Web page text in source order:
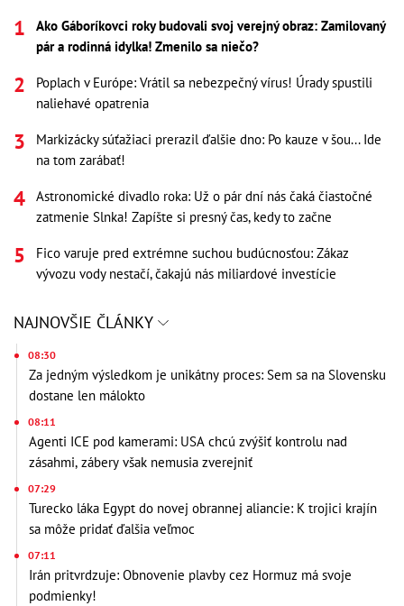
Ako Gáboríkovci roky budovali svoj verejný obraz: Zamilovaný
pár a rodinná idylka! Zmenilo sa niečo?
Poplach v Európe: Vrátil sa nebezpečný vírus! Úrady spustili
naliehavé opatrenia
Markizácky súťažiaci prerazil ďalšie dno: Po kauze v šou... Ide
na tom zarábať!
Astronomické divadlo roka: Už o pár dní nás čaká čiastočné
zatmenie Slnka! Zapíšte si presný čas, kedy to začne
Fico varuje pred extrémne suchou budúcnosťou: Zákaz
vývozu vody nestačí, čakajú nás miliardové investície
NAJNOVŠIE ČLÁNKY
08:30
Za jedným výsledkom je unikátny proces: Sem sa na Slovensku
dostane len málokto
08:11
Agenti ICE pod kamerami: USA chcú zvýšiť kontrolu nad
zásahmi, zábery však nemusia zverejniť
07:29
Turecko láka Egypt do novej obrannej aliancie: K trojici krajín
sa môže pridať ďalšia veľmoc
07:11
Irán pritvrdzuje: Obnovenie plavby cez Hormuz má svoje
podmienky!